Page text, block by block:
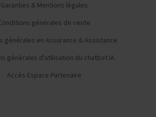
Garanties & Mentions légales
générales de vente
générales en Assurance & Assistance
générales d'utilisation du chatbot IA
Accès Espace Partenaire